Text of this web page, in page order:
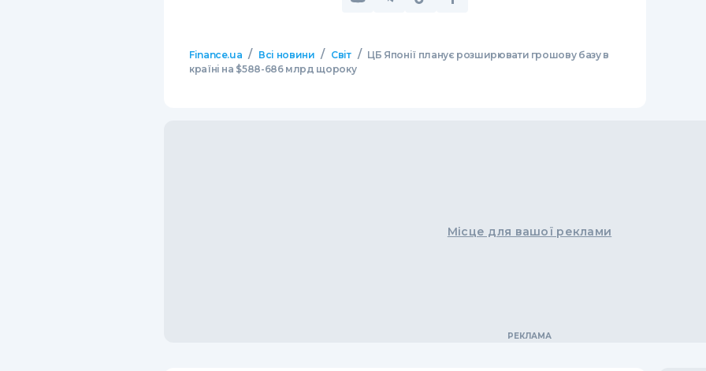
Finance.ua / Всі новини / Світ / ЦБ Японії планує розширювати грошову базу в
країні на $588-686 млрд щороку
Місце для вашої реклами